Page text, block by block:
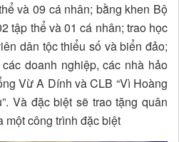
và 09 cá nhân; bằng khen Bộ
tập thể và 01 cá nhân; trao học
dân tộc thiểu số và biển đảo;
doanh nghiệp, các nhà hảo
Vừ A Dính và CLB “Vì Hoàng
Và đặc biệt sẽ trao tặng quân
một công trình đặc biệt